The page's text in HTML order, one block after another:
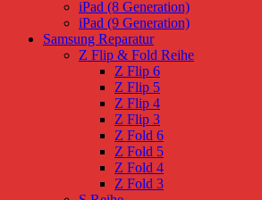
iPad (8 Generation)
iPad (9 Generation)
Samsung Reparatur
Z Flip & Fold Reihe
Z Flip 6
Z Flip 5
Z Flip 4
Z Flip 3
Z Fold 6
Z Fold 5
Z Fold 4
Z Fold 3